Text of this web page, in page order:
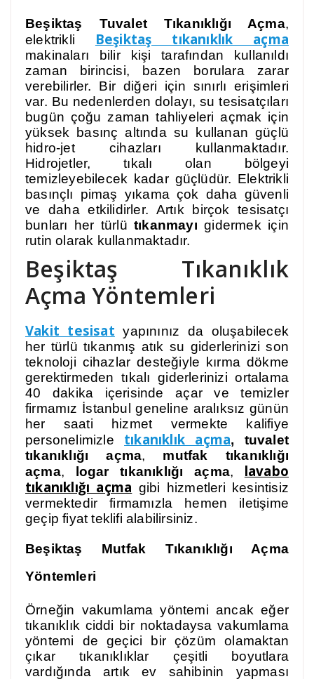
Beşiktaş Tuvalet Tıkanıklığı Açma,
elektrikli
Beşiktaş tıkanıklık açma
makinaları bilir kişi tarafından kullanıldı
zaman birincisi, bazen borulara zarar
verebilirler. Bir diğeri için sınırlı erişimleri
var. Bu nedenlerden dolayı, su tesisatçıları
bugün çoğu zaman tahliyeleri açmak için
yüksek basınç altında su kullanan güçlü
hidro-jet cihazları kullanmaktadır.
Hidrojetler, tıkalı olan bölgeyi
temizleyebilecek kadar güçlüdür. Elektrikli
basınçlı pimaş yıkama çok daha güvenli
ve daha etkilidirler. Artık birçok tesisatçı
bunları her türlü tıkanmayı gidermek için
rutin olarak kullanmaktadır.
Beşiktaş Tıkanıklık
Açma Yöntemleri
Vakit tesisat yapınınız da oluşabilecek
her türlü tıkanmış atık su giderlerinizi son
teknoloji cihazlar desteğiyle kırma dökme
gerektirmeden tıkalı giderlerinizi ortalama
40 dakika içerisinde açar ve temizler
firmamız İstanbul geneline aralıksız günün
her saati hizmet vermekte kalifiye
personelimizle tıkanıklık açma, tuvalet
tıkanıklığı açma, mutfak tıkanıklığı
açma, logar tıkanıklığı açma, lavabo
tıkanıklığı açma gibi hizmetleri kesintisiz
vermektedir firmamızla hemen iletişime
geçip fiyat teklifi alabilirsiniz.
Beşiktaş Mutfak Tıkanıklığı Açma
Yöntemleri
Örneğin vakumlama yöntemi ancak eğer
tıkanıklık ciddi bir noktadaysa vakumlama
yöntemi de geçici bir çözüm olamaktan
çıkar tıkanıklıklar çeşitli boyutlara
vardığında artık ev sahibinin yapması